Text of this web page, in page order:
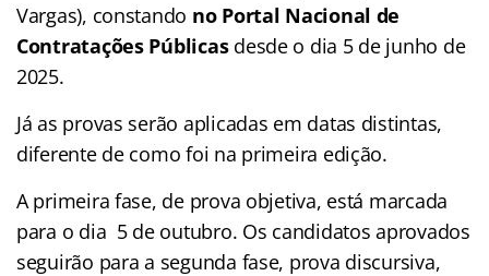
Vargas), constando no Portal Nacional de
Contratações Públicasdesde o dia 5 de junho de
2025.
Já as provas serão aplicadas em datas distintas,
diferente de como foi na primeira edição.
A primeira fase, de prova objetiva, está marcada
para o dia 5 de outubro. Os candidatos aprovados
seguirão para a segunda fase, prova discursiva,